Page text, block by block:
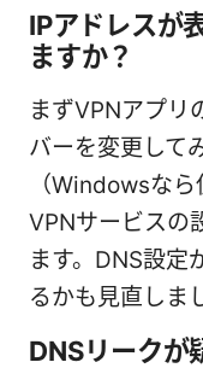
IPアドレスが
ますか？
まずVPNアプリ
バーを変更して
（Windowsな
VPNサービスの
ます。DNS設定
るかも見直しま
DNSリークが